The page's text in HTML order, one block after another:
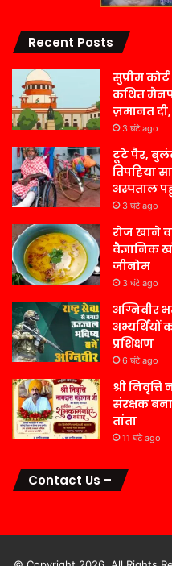
Recent Posts
सुप्रीम
कथित
ज़मानत दी,
3 घंटे ago
टूटे पैर,
तिपहिया
अस्पताल
3 घंटे ago
रोज खाने
वैज्ञानिक
जीनोम
3 घंटे ago
अग्निवीर
अभ्यर्थियों
प्रशिक्षण
6 घंटे ago
श्री
संरक्षक
तांता
11 घंटे ago
Contact Us –